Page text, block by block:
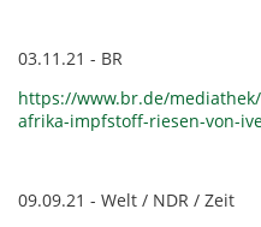
03.11.21 - BR
https://www.br.de/
afrika-impfstoff-riesen-von-
09.09.21 - Welt / NDR / Zeit